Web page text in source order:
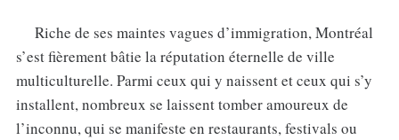
Riche de ses maintes vagues d’immigration, Montréal
s’est fièrement bâtie la réputation éternelle de ville
multiculturelle. Parmi ceux qui y naissent et ceux qui s’y
installent, nombreux se laissent tomber amoureux de
l’inconnu, qui se manifeste en restaurants, festivals ou